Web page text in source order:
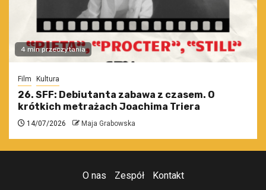
4 min przeczytania
Film Kultura
26. SFF: Debiutanta zabawa z czasem. O
krótkich metrażach Joachima Triera
14/07/2026 Maja Grabowska
O nas Zespół Kontakt